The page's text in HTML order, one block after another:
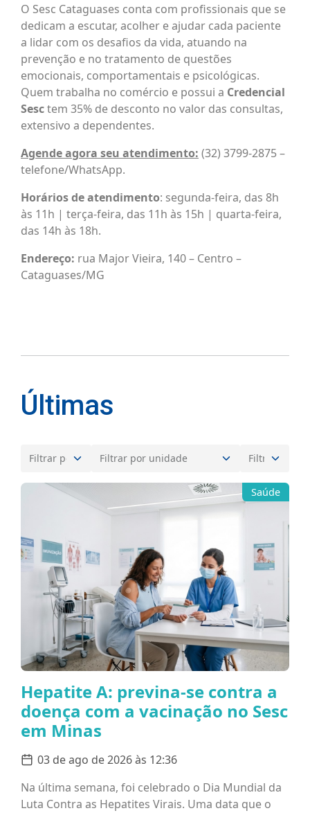
O Sesc Cataguases conta com profissionais que se
dedicam a escutar, acolher e ajudar cada paciente
a lidar com os desafios da vida, atuando na
prevenção e no tratamento de questões
emocionais, comportamentais e psicológicas.
Quem trabalha no comércio e possui a Credencial
Sesctem 35% de desconto no valor das consultas,
extensivo a dependentes.
Agende agora seu atendimento: (32) 3799-2875 –
telefone/WhatsApp.
Horários de atendimento: segunda-feira, das 8h
às 11h | terça-feira, das 11h às 15h | quarta-feira,
das 14h às 18h.
Endereço: rua Major Vieira, 140 – Centro –
Cataguases/MG
Últimas
Saúde
Hepatite A: previna-se contra a
doença com a vacinação no Sesc
em Minas
03 de ago de 2026 às 12:36
Na última semana, foi celebrado o Dia Mundial da
Luta Contra as Hepatites Virais. Uma data que o